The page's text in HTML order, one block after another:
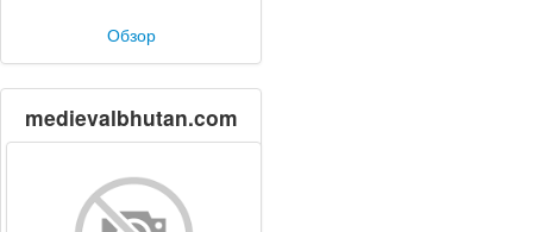
Обзор
medievalbhutan.com